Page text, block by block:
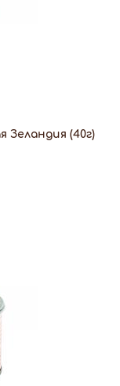
Зеландия (40г)